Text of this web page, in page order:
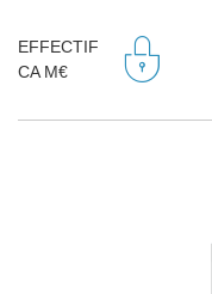
EFFECTIF
CA M€